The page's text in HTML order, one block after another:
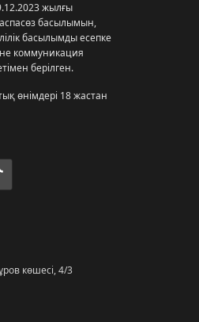
жылғы
басылымын,
басылымды есепке
коммуникация
берілген.
өнімдері 18 жастан
көшесі, 4/3